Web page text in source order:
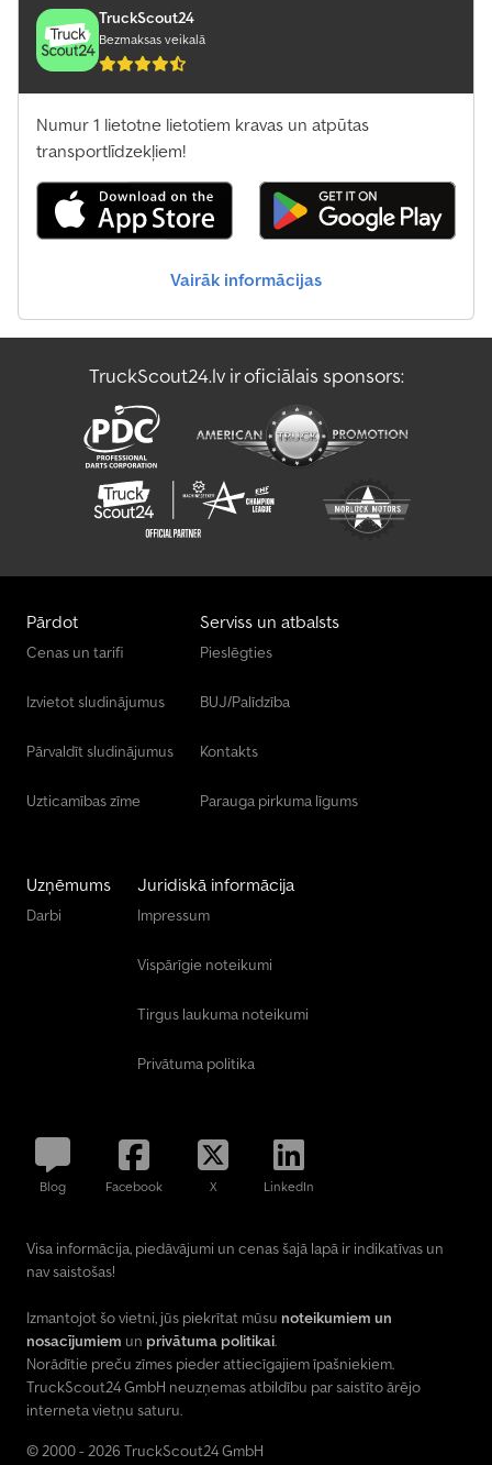
TruckScout24
Bezmaksas veikalā
Numur 1 lietotne lietotiem kravas un atpūtas
transportlīdzekļiem!
Vairāk informācijas
TruckScout24.lv ir oficiālais sponsors:
Pārdot
Cenas un tarifi
Izvietot sludinājumus
Pārvaldīt sludinājumus
Uzticamības zīme
Serviss un atbalsts
Pieslēgties
BUJ/Palīdzība
Kontakts
Parauga pirkuma līgums
Uzņēmums
Darbi
Juridiskā informācija
Impressum
Vispārīgie noteikumi
Tirgus laukuma noteikumi
Privātuma politika
Blog Facebook X LinkedIn
Visa informācija, piedāvājumi un cenas šajā lapā ir indikatīvas un
nav saistošas!
Izmantojot šo vietni, jūs piekrītat mūsu noteikumiem un
nosacījumiem un privātuma politikai.
Norādītie preču zīmes pieder attiecīgajiem īpašniekiem.
TruckScout24 GmbH neuzņemas atbildību par saistīto ārējo
interneta vietņu saturu.
© 2000 - 2026 TruckScout24 GmbH